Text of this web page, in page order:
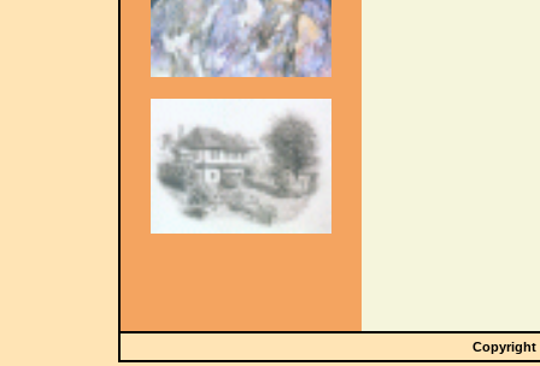
Copyright